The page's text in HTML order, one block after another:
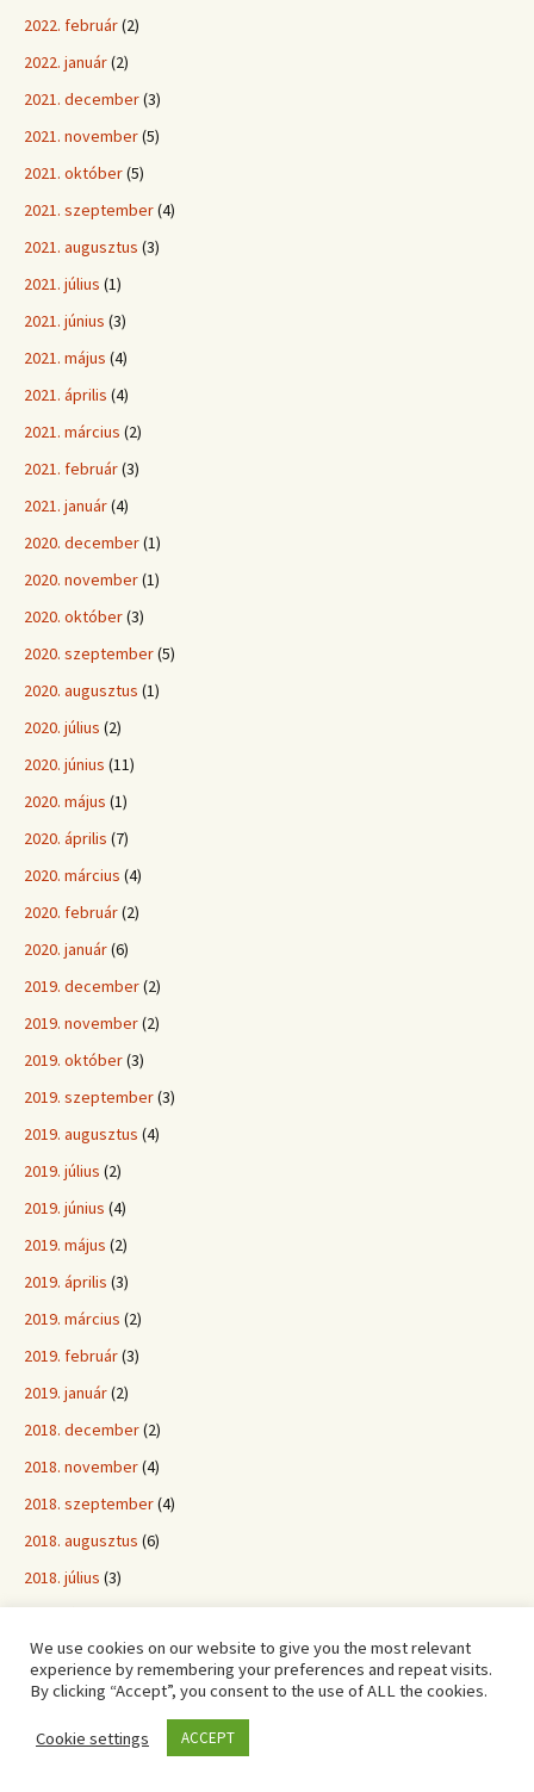
2022. február(2)
2022. január(2)
2021. december(3)
2021. november(5)
2021. október(5)
2021. szeptember(4)
2021. augusztus (3)
2021. július (1)
2021. június (3)
2021. május (4)
2021. április (4)
2021. március (2)
2021. február(3)
2021. január(4)
2020. december(1)
2020. november(1)
2020. október(3)
2020. szeptember(5)
2020. augusztus (1)
2020. július (2)
2020. június (11)
2020. május (1)
2020. április (7)
2020. március (4)
2020. február(2)
2020. január(6)
2019. december(2)
2019. november(2)
2019. október(3)
2019. szeptember(3)
2019. augusztus (4)
2019. július (2)
2019. június (4)
2019. május (2)
2019. április (3)
2019. március (2)
2019. február(3)
2019. január(2)
2018. december(2)
2018. november(4)
2018. szeptember(4)
2018. augusztus (6)
2018. július (3)
2018. június(2)
2018. május(4)
2018. április (2)
We use cookies on our website to give you the most relevant
experience by remembering your preferences and repeat visits.
By clicking “Accept”, you consent to the use of ALL the cookies.
Cookie settings ACCEPT